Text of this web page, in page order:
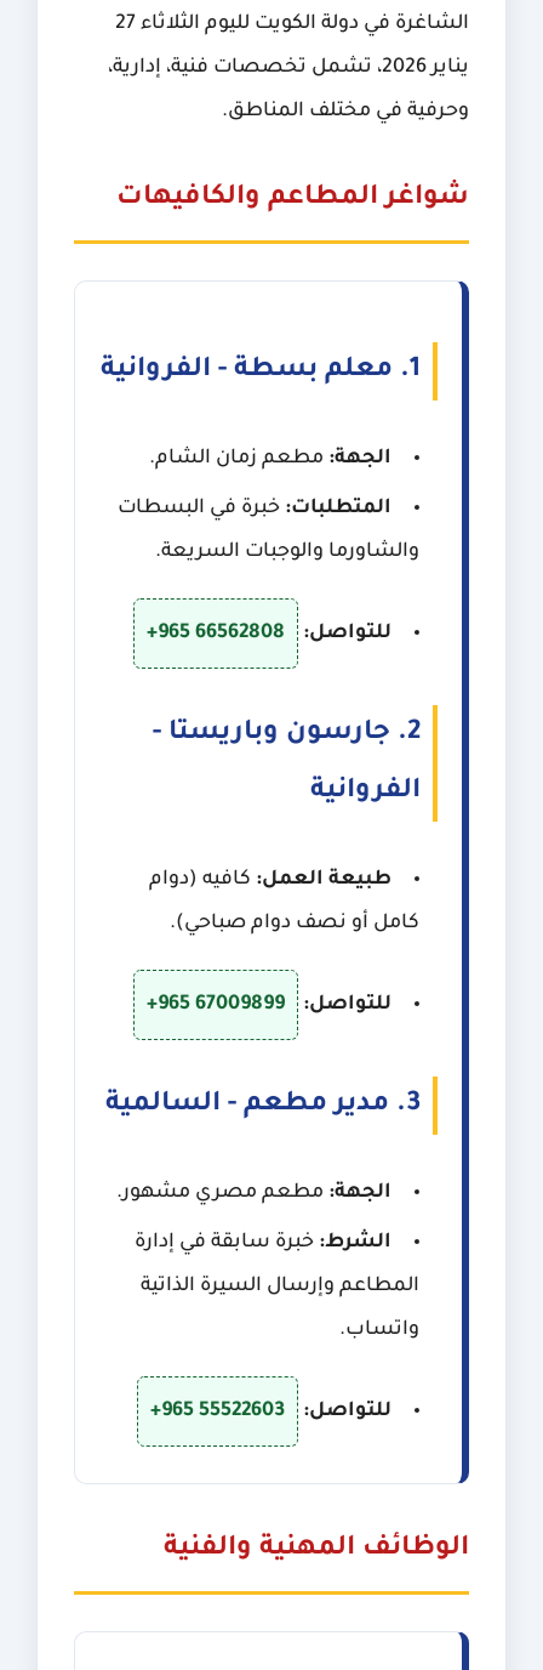
الشاغرة في دولة الكويت لليوم الثلاثاء 27
يناير 2026، تشمل تخصصات فنية، إدارية،
وحرفية في مختلف المناطق.
شواغر المطاعم والكافيهات
1. معلم بسطة - الفروانية
الجهة: مطعم زمان الشام.
المتطلبات: خبرة في البسطات
والشاورما والوجبات السريعة.
للتواصل: +965 66562808
2. جارسون وباريستا -
الفروانية
طبيعة العمل: كافيه (دوام
كامل أو نصف دوام صباحي).
للتواصل: +965 67009899
3. مدير مطعم - السالمية
الجهة: مطعم مصري مشهور.
الشرط: خبرة سابقة في إدارة
المطاعم وإرسال السيرة الذاتية
واتساب.
للتواصل: +965 55522603
الوظائف المهنية والفنية